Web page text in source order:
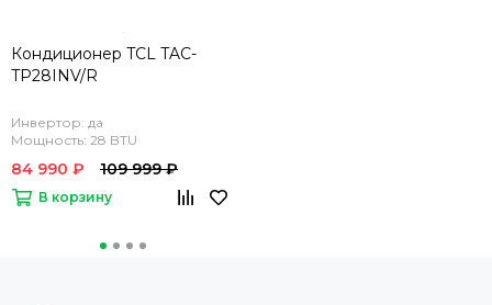
Кондиционер TCL TAC-
TP28INV/R
Инвертор: да
Мощность: 28 BTU
84 990 ₽ 109 999 ₽
В корзину